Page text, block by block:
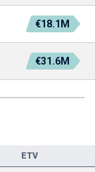
€18.1M
€31.6M
ETV